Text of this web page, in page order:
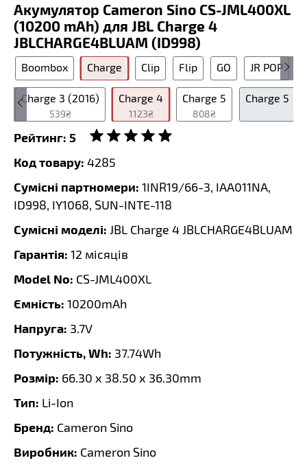
Акумулятор Cameron Sino CS-JML400XL
(10200 mAh) для JBL Charge 4
JBLCHARGE4BLUAM (ID998)
Boombox Charge Clip Flip GO JR POP
Charge 3 (2016)
539₴
Charge 4
1123₴
Charge 5
808₴
Charge 5
Рейтинг: 5
Код товару: 4285
Сумісні партномери: 1INR19/66-3, IAA011NA,
ID998, IY1068, SUN-INTE-118
Сумісні моделі: JBL Charge 4 JBLCHARGE4BLUAM
Гарантія: 12 місяців
Model No: CS-JML400XL
Ємність: 10200mAh
Напруга: 3.7V
Потужність, Wh: 37.74Wh
Розмір: 66.30 x 38.50 x 36.30mm
Тип: Li-Ion
Бренд: Cameron Sino
Виробник: Cameron Sino